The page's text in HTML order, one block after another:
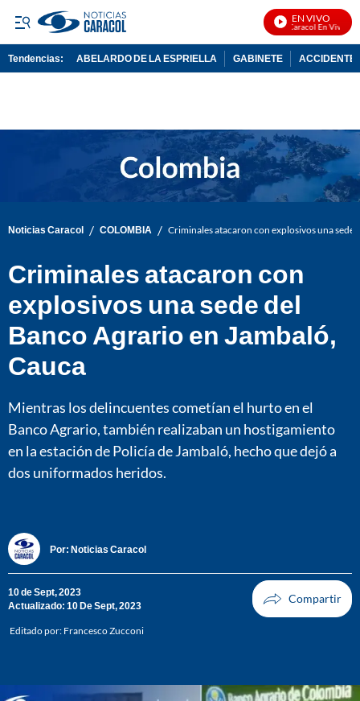
EN VIVO
Noticias Caracol En Vivo
Tendencias: ABELARDO DE LA ESPRIELLA GABINETE ACCIDENTE
Noticias Caracol / COLOMBIA / Criminales atacaron con explosivos una sede
Criminales atacaron con
explosivos una sede del
Banco Agrario en Jambaló,
Cauca
Mientras los delincuentes cometían el hurto en el
Banco Agrario, también realizaban un hostigamiento
en la estación de Policía de Jambaló, hecho que dejó a
dos uniformados heridos.
Por: Noticias Caracol
10 de Sept, 2023
Actualizado: 10 De Sept, 2023
Editado por: Francesco Zucconi